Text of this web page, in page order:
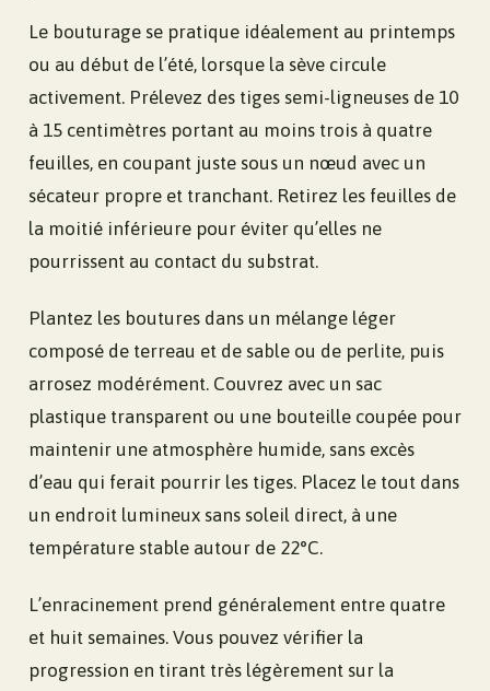
Le bouturage se pratique idéalement au printemps
ou au début de l’été, lorsque la sève circule
activement. Prélevez des tiges semi-ligneuses de 10
à 15 centimètres portant au moins trois à quatre
feuilles, en coupant juste sous un nœud avec un
sécateur propre et tranchant. Retirez les feuilles de
la moitié inférieure pour éviter qu’elles ne
pourrissent au contact du substrat.
Plantez les boutures dans un mélange léger
composé de terreau et de sable ou de perlite, puis
arrosez modérément. Couvrez avec un sac
plastique transparent ou une bouteille coupée pour
maintenir une atmosphère humide, sans excès
d’eau qui ferait pourrir les tiges. Placez le tout dans
un endroit lumineux sans soleil direct, à une
température stable autour de 22°C.
L’enracinement prend généralement entre quatre
et huit semaines. Vous pouvez vérifier la
progression en tirant très légèrement sur la